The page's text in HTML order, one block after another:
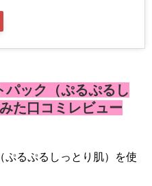
パック（ぷるぷるし
た口コミレビュー
ぷるぷるしっとり肌）を使